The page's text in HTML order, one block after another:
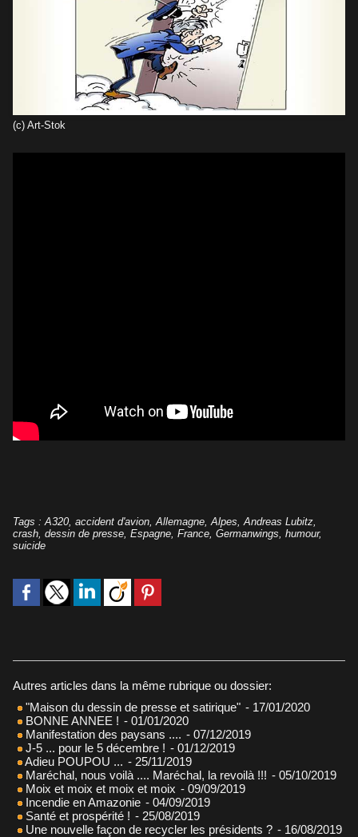
(c) Art-Stok
Tags : A320 accident d'avion Allemagne Alpes Andreas Lubitz
crash dessin de presse Espagne France Germanwings humour,
suicide
Autres articles dans la même rubrique ou dossier:
"Maison du dessin de presse et satirique" - 17/01/2020
BONNE ANNEE ! - 01/01/2020
Manifestation des paysans .... - 07/12/2019
J-5 ... pour le 5 décembre ! - 01/12/2019
Adieu POUPOU ... - 25/11/2019
Maréchal, nous voilà .... Maréchal, la revoilà !!! - 05/10/2019
Moix et moix et moix et moix - 09/09/2019
Incendie en Amazonie - 04/09/2019
Santé et prospérité ! - 25/08/2019
Une nouvelle façon de recycler les présidents ? - 16/08/2019